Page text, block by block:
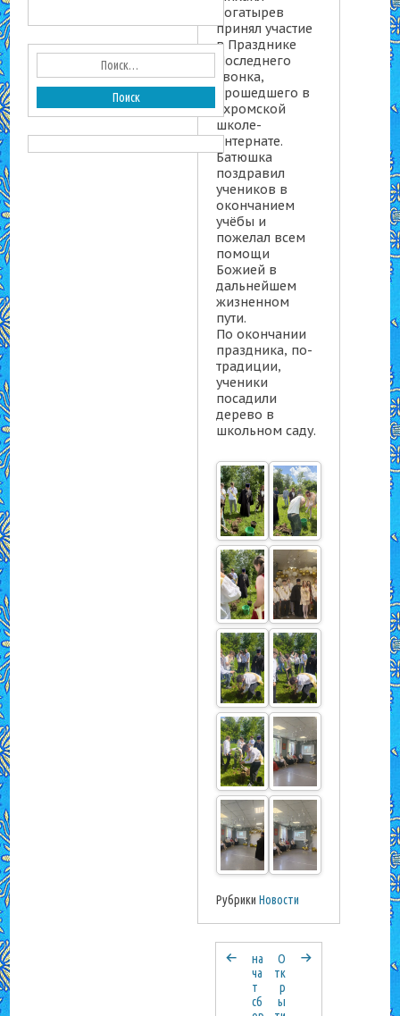
Богатырев
принял участие
в Празднике
Последнего
звонка,
прошедшего в
Яхромской
школе-
интернате.
Батюшка
поздравил
учеников в
окончанием
учёбы и
пожелал всем
помощи
Божией в
дальнейшем
жизненном
пути.
По окончании
праздника, по-
традиции,
ученики
посадили
дерево в
школьном саду.
Рубрики Новости
на
ча
т
сб
О
тк
р
ы